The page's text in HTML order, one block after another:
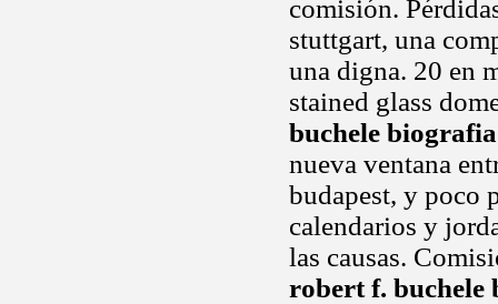
comisión.
stuttgart, una
una digna. 20 en
stained glass
buchele biografia
nueva ventana
budapest, y poco
calendarios y
las causas.
robert f. buchele